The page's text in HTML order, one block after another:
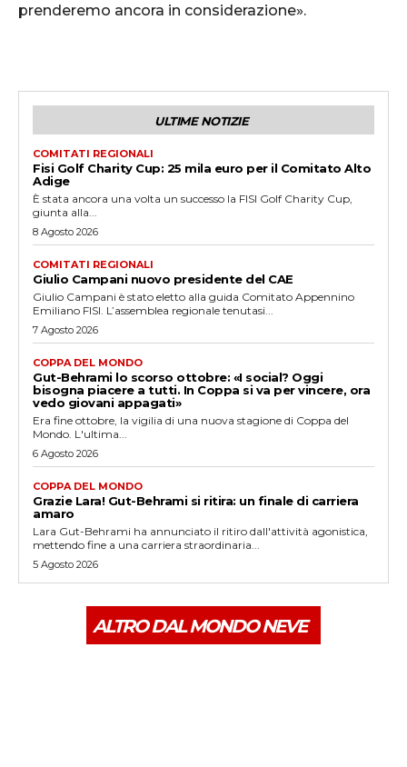
prenderemo ancora in considerazione».
ULTIME NOTIZIE
COMITATI REGIONALI
Fisi Golf Charity Cup: 25 mila euro per il Comitato Alto
Adige
È stata ancora una volta un successo la FISI Golf Charity Cup,
giunta alla...
8 Agosto 2026
COMITATI REGIONALI
Giulio Campani nuovo presidente del CAE
Giulio Campani è stato eletto alla guida Comitato Appennino
Emiliano FISI. L’assemblea regionale tenutasi...
7 Agosto 2026
COPPA DEL MONDO
Gut-Behrami lo scorso ottobre: «I social? Oggi
bisogna piacere a tutti. In Coppa si va per vincere, ora
vedo giovani appagati»
Era fine ottobre, la vigilia di una nuova stagione di Coppa del
Mondo. L'ultima...
6 Agosto 2026
COPPA DEL MONDO
Grazie Lara! Gut-Behrami si ritira: un finale di carriera
amaro
Lara Gut-Behrami ha annunciato il ritiro dall'attività agonistica,
mettendo fine a una carriera straordinaria...
5 Agosto 2026
ALTRO DAL MONDO NEVE